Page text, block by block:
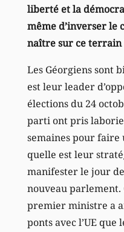
liberté et la
même d’inverser le
naître sur ce terrain
Les Géorgiens sont
est leur leader
élections du 24
parti ont pris
semaines pour
quelle est leur
manifester le jour
nouveau parlement.
premier ministre a
ponts avec l’UE que